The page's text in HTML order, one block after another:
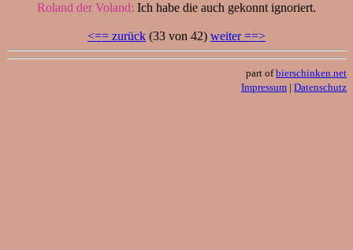
Roland der Voland: Ich habe die auch gekonnt ignoriert.
<== zurück (33 von 42) weiter ==>
part ofbierschinken.net
Impressum | Datenschutz